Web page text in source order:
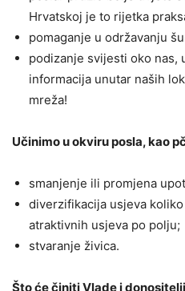
Hrvatskoj je to rijetka
pomaganje u održavanju
podizanje svijesti oko nas,
informacija unutar naših
mreža!
Učinimo u okviru posla, kao
smanjenje ili promjena
diverzifikacija usjeva
atraktivnih usjeva po polju;
stvaranje živica.
Što će činiti Vlade i